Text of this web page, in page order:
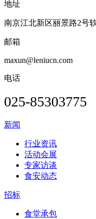
地址
南京江北新区丽景路2号
邮箱
maxun@leniucn.com
电话
025-85303775
新闻
行业资讯
活动会展
专家访谈
食安动态
招标
食堂承包